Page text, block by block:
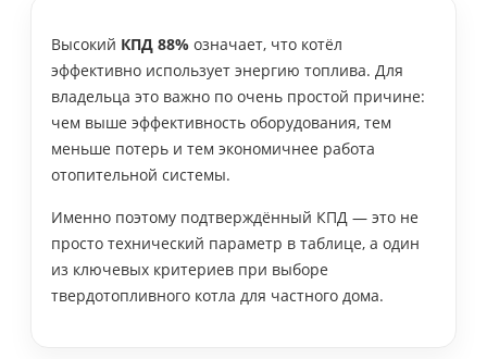
Высокий КПД 88% означает, что котёл
эффективно использует энергию топлива. Для
владельца это важно по очень простой причине:
чем выше эффективность оборудования, тем
меньше потерь и тем экономичнее работа
отопительной системы.
Именно поэтому подтверждённый КПД — это не
просто технический параметр в таблице, а один
из ключевых критериев при выборе
твердотопливного котла для частного дома.